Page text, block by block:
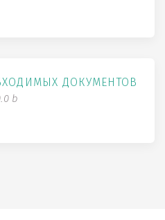
ДОКУМЕНТОВ
b